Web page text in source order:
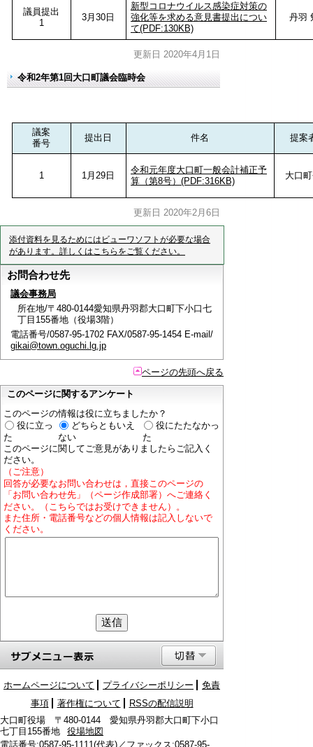
議員提出
1
3月30日
新型コロナウイルス感染症対策の
強化等を求める意見書提出につい
て(PDF:130KB)
丹羽
更新日 2020年4月1日
令和2年第1回大口町議会臨時会
議案
番号
提出日 件名 提案
1 1月29日
令和元年度大口町一般会計補正予
算（第8号）(PDF:316KB)
大口
更新日 2020年2月6日
添付資料を見るためにはビューワソフトが必要な場合
があります。詳しくはこちらをご覧ください。
お問合わせ先
議会事務局
所在地/〒480-0144愛知県丹羽郡大口町下小口七
丁目155番地（役場3階）
電話番号/0587-95-1702 FAX/0587-95-1454 E-mail/
gikai@town.oguchi.lg.jp
ページの先頭へ戻る
このページに関するアンケート
このページの情報は役に立ちましたか？
役に立っ
た
どちらともいえ
ない
役にたたなかっ
た
このページに関してご意見がありましたらご記入く
ださい。
（ご注意）
回答が必要なお問い合わせは，直接このページの
「お問い合わせ先」（ページ作成部署）へご連絡く
ださい。（こちらではお受けできません）。
また住所・電話番号などの個人情報は記入しないで
ください。
ホームページについて プライバシーポリシー
免責
事項
著作権について
RSSの配信説明
大口町役場 〒480-0144 愛知県丹羽郡大口町下小口
七丁目155番地
役場地図
電話番号:0587-95-1111(代表)／ファックス:0587-95-